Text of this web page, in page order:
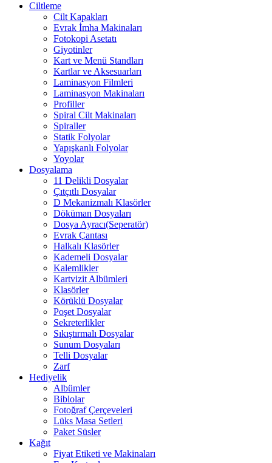
Ciltleme
Cilt Kapakları
Evrak İmha Makinaları
Fotokopi Asetatı
Giyotinler
Kart ve Menü Standları
Kartlar ve Aksesuarları
Laminasyon Filmleri
Laminasyon Makinaları
Profiller
Spiral Cilt Makinaları
Spiraller
Statik Folyolar
Yapışkanlı Folyolar
Yoyolar
Dosyalama
11 Delikli Dosyalar
Çıtçıtlı Dosyalar
D Mekanizmalı Klasörler
Döküman Dosyaları
Dosya Ayracı(Seperatör)
Evrak Çantası
Halkalı Klasörler
Kademeli Dosyalar
Kalemlikler
Kartvizit Albümleri
Klasörler
Körüklü Dosyalar
Poşet Dosyalar
Sekreterlikler
Sıkıştırmalı Dosyalar
Sunum Dosyaları
Telli Dosyalar
Zarf
Hediyelik
Albümler
Biblolar
Fotoğraf Çerçeveleri
Lüks Masa Setleri
Paket Süsler
Kağıt
Fiyat Etiketi ve Makinaları